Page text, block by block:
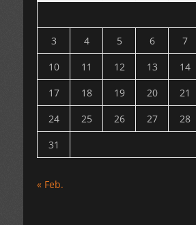
3
4 5 6 7
10
11 12 13 14
17
18 19 20 21
24
25 26 27 28
31
« Feb.